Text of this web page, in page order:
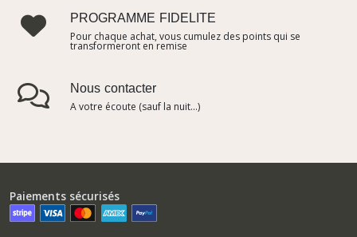
PROGRAMME FIDELITE
Pour chaque achat, vous cumulez des points qui se
transformeront en remise
Nous contacter
A votre écoute (sauf la nuit...)
Paiements sécurisés